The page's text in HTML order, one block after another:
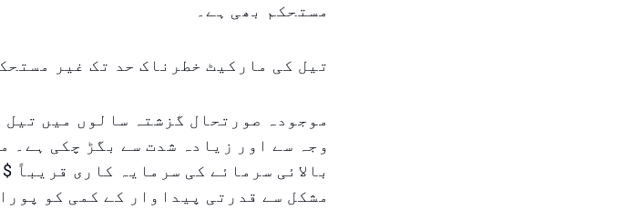
مستحکم بھی ہے۔
تیل کی مارکیٹ خطرناک حد تک غیر
موجودہ صورتحال گزشتہ سالوں میں
وجہ سے اور زیادہ شدت سے بگڑ چکی ہے۔
مشکل سے قدرتی پیداوار کے کمی کو پورا